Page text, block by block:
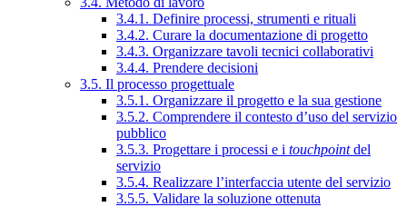
3.4.1. Definire processi, strumenti e rituali
3.4.2. Curare la documentazione di progetto
3.4.3. Organizzare tavoli tecnici collaborativi
3.4.4. Prendere decisioni
3.5. Il processo progettuale
3.5.1. Organizzare il progetto e la sua gestione
3.5.2. Comprendere il contesto d’uso del servizio
pubblico
3.5.3. Progettare i processi e i touchpointdel
servizio
3.5.4. Realizzare l’interfaccia utente del servizio
3.5.5. Validare la soluzione ottenuta